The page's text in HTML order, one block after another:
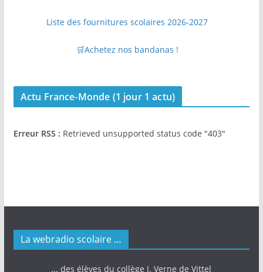
Liste des fournitures scolaires 2026-2027
🛒Achetez nos bandanas !
Actu France-Monde (1 jour 1 actu)
Erreur RSS : Retrieved unsupported status code "403"
La webradio scolaire …
... des élèves du collège J. Verne de Vittel